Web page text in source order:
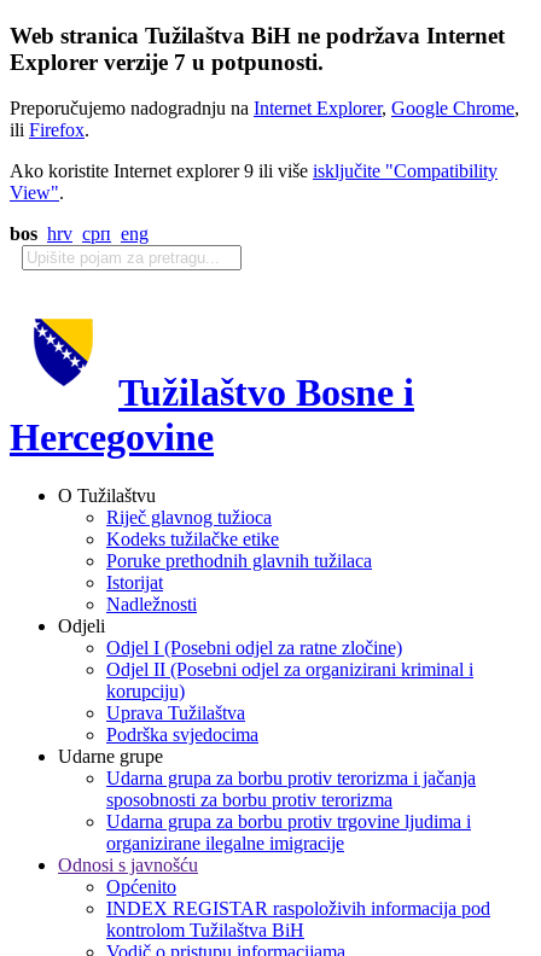
Web stranica Tužilaštva BiH ne podržava Internet
Explorer verzije 7 u potpunosti.
Preporučujemo nadogradnju na Internet Explorer, Google Chrome,
ili Firefox.
Ako koristite Internet explorer 9 ili više isključite "Compatibility
View".
bos hrv срп eng
Tužilaštvo Bosne i
Hercegovine
O Tužilaštvu
Riječ glavnog tužioca
Kodeks tužilačke etike
Poruke prethodnih glavnih tužilaca
Istorijat
Nadležnosti
Odjeli
Odjel I (Posebni odjel za ratne zločine)
Odjel II (Posebni odjel za organizirani kriminal i
korupciju)
Uprava Tužilaštva
Podrška svjedocima
Udarne grupe
Udarna grupa za borbu protiv terorizma i jačanja
sposobnosti za borbu protiv terorizma
Udarna grupa za borbu protiv trgovine ljudima i
organizirane ilegalne imigracije
Odnosi s javnošću
Općenito
INDEX REGISTAR raspoloživih informacija pod
kontrolom Tužilaštva BiH